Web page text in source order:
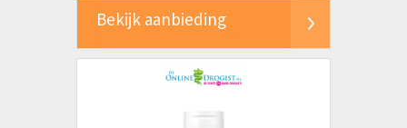
Bekijk aanbieding